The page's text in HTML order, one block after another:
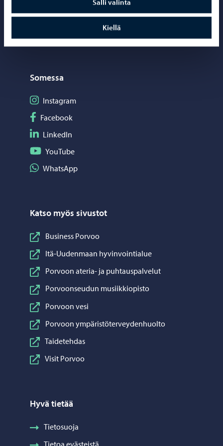
Salli valinta
Kiellä
Kartat ja paikkatiedot
Somessa
Seuraa Instagram
Instagram
Seuraa Facebook
Facebook
Seuraa LinkedIn
LinkedIn
Seuraa YouTube
YouTube
Jaa WhatsApp
WhatsApp
Katso myös sivustot
Business Porvoo
Itä-Uudenmaan hyvinvointialue
Porvoon ateria- ja puhtauspalvelut
Porvoonseudun musiikkiopisto
Porvoon vesi
Porvoon ympäristöterveydenhuolto
Taidetehdas
Visit Porvoo
Hyvä tietää
Tietosuoja